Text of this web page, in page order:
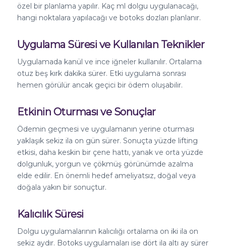
özel bir planlama yapılır. Kaç ml dolgu uygulanacağı,
hangi noktalara yapılacağı ve botoks dozları planlanır.
Uygulama Süresi ve Kullanılan Teknikler
Uygulamada kanül ve ince iğneler kullanılır. Ortalama
otuz beş kırk dakika sürer. Etki uygulama sonrası
hemen görülür ancak geçici bir ödem oluşabilir.
Etkinin Oturması ve Sonuçlar
Ödemin geçmesi ve uygulamanın yerine oturması
yaklaşık sekiz ila on gün sürer. Sonuçta yüzde lifting
etkisi, daha keskin bir çene hattı, yanak ve orta yüzde
dolgunluk, yorgun ve çökmüş görünümde azalma
elde edilir. En önemli hedef ameliyatsız, doğal veya
doğala yakın bir sonuçtur.
Kalıcılık Süresi
Dolgu uygulamalarının kalıcılığı ortalama on iki ila on
sekiz aydır. Botoks uygulamaları ise dört ila altı ay sürer